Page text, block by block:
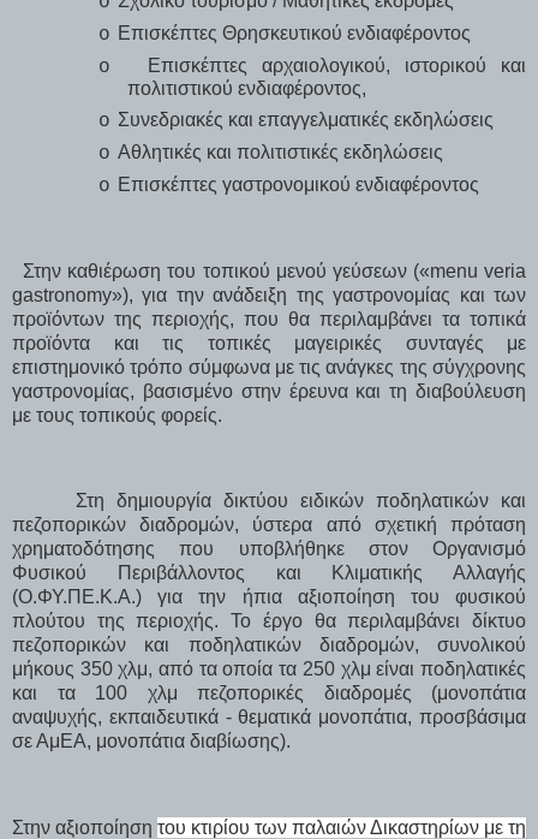
o Επισκέπτες Θρησκευτικού ενδιαφέροντος
o
Επισκέπτες αρχαιολογικού, ιστορικού και
πολιτιστικού ενδιαφέροντος,
o Συνεδριακές και επαγγελματικές εκδηλώσεις
o Αθλητικές και πολιτιστικές εκδηλώσεις
o Επισκέπτες γαστρονομικού ενδιαφέροντος
Στην καθιέρωση του τοπικού μενού γεύσεων («menu veria
gastronomy»), για την ανάδειξη της γαστρονομίας και των
προϊόντων της περιοχής, που θα περιλαμβάνει τα τοπικά
προϊόντα και τις τοπικές μαγειρικές συνταγές με
επιστημονικό τρόπο σύμφωνα με τις ανάγκες της σύγχρονης
γαστρονομίας, βασισμένο στην έρευνα και τη διαβούλευση
με τους τοπικούς φορείς.
Στη δημιουργία δικτύου ειδικών ποδηλατικών και
πεζοπορικών διαδρομών, ύστερα από σχετική πρόταση
χρηματοδότησης που υποβλήθηκε στον Οργανισμό
Φυσικού Περιβάλλοντος και Κλιματικής Αλλαγής
(Ο.ΦΥ.ΠΕ.Κ.Α.) για την ήπια αξιοποίηση του φυσικού
πλούτου της περιοχής. Το έργο θα περιλαμβάνει δίκτυο
πεζοπορικών και ποδηλατικών διαδρομών, συνολικού
μήκους 350 χλμ, από τα οποία τα 250 χλμ είναι ποδηλατικές
και τα 100 χλμ πεζοπορικές διαδρομές (μονοπάτια
αναψυχής, εκπαιδευτικά - θεματικά μονοπάτια, προσβάσιμα
σε ΑμΕΑ, μονοπάτια διαβίωσης).
Στην αξιοποίηση του κτιρίου των παλαιών Δικαστηρίων με τη